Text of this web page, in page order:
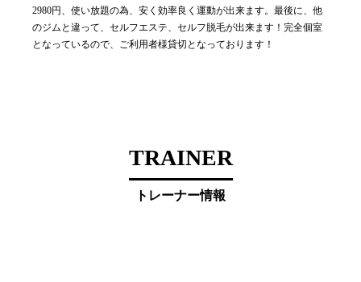
2980円、使い放題の為、安く効率良く運動が出来ます。最後に、他
のジムと違って、セルフエステ、セルフ脱毛が出来ます！完全個室
となっているので、ご利用者様貸切となっております！
TRAINER
トレーナー情報